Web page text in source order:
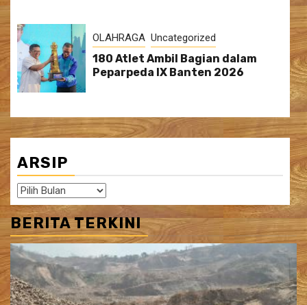
OLAHRAGA Uncategorized
180 Atlet Ambil Bagian dalam
Peparpeda IX Banten 2026
ARSIP
Arsip
BERITA TERKINI